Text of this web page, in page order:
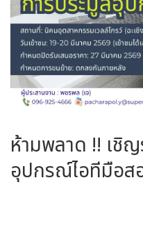
ห้ามพลาด !! เชิ
อุปกรณ์ไอทีมือส